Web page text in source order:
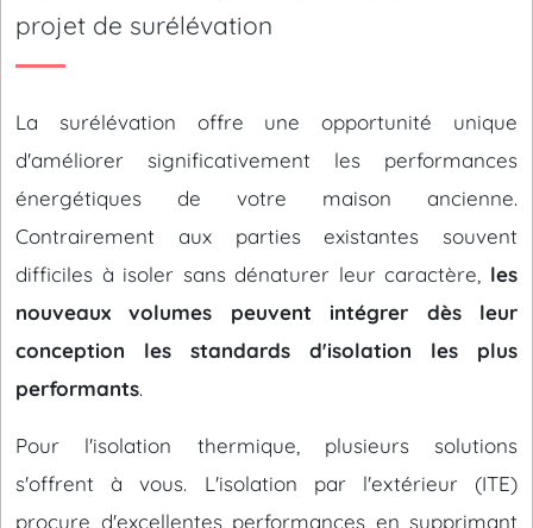
projet de surélévation
La surélévation offre une opportunité unique
d'améliorer significativement les performances
énergétiques de votre maison ancienne.
Contrairement aux parties existantes souvent
difficiles à isoler sans dénaturer leur caractère, les
nouveaux volumes peuvent intégrer dès leur
conception les standards d'isolation les plus
performants.
Pour l'isolation thermique, plusieurs solutions
s'offrent à vous. L'isolation par l'extérieur (ITE)
procure d'excellentes performances en supprimant